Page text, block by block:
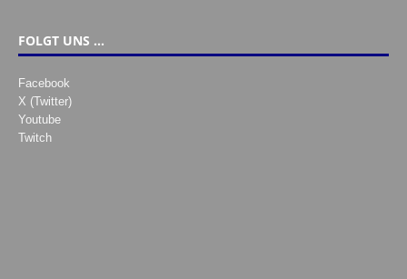
FOLGT UNS …
Facebook
X (Twitter)
Youtube
Twitch